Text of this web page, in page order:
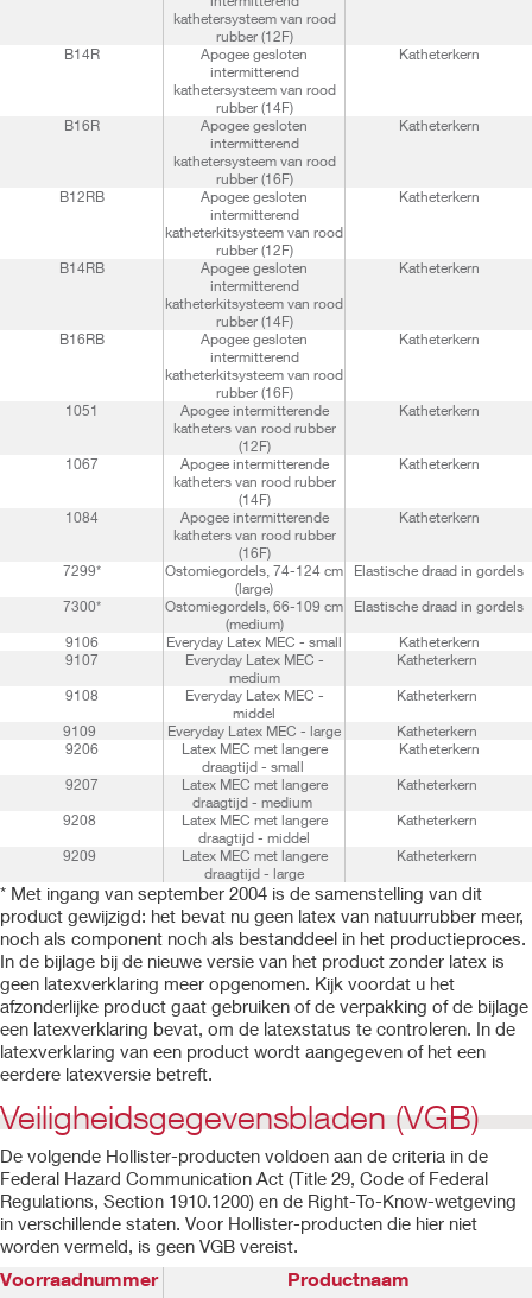
kathetersysteem van rood
rubber (12F)
B14R
Apogee gesloten
intermitterend
kathetersysteem van rood
rubber (14F)
Katheterkern
B16R
Apogee gesloten
intermitterend
kathetersysteem van rood
rubber (16F)
Katheterkern
B12RB
Apogee gesloten
intermitterend
katheterkitsysteem van rood
rubber (12F)
Katheterkern
B14RB
Apogee gesloten
intermitterend
katheterkitsysteem van rood
rubber (14F)
Katheterkern
B16RB
Apogee gesloten
intermitterend
katheterkitsysteem van rood
rubber (16F)
Katheterkern
1051
Apogee intermitterende
katheters van rood rubber
(12F)
Katheterkern
1067
Apogee intermitterende
katheters van rood rubber
(14F)
Katheterkern
1084
Apogee intermitterende
katheters van rood rubber
(16F)
Katheterkern
7299*
Ostomiegordels, 74-124 cm
(large)
Elastische draad in gordels
7300*
Ostomiegordels, 66-109 cm
(medium)
Elastische draad in gordels
9106
Everyday Latex MEC - small
Katheterkern
9107
Everyday Latex MEC -
medium
Katheterkern
9108
Everyday Latex MEC -
middel
Katheterkern
9109
Everyday Latex MEC - large
Katheterkern
9206
Latex MEC met langere
draagtijd - small
Katheterkern
9207
Latex MEC met langere
draagtijd - medium
Katheterkern
9208
Latex MEC met langere
draagtijd - middel
Katheterkern
9209
Latex MEC met langere
draagtijd - large
Katheterkern
* Met ingang van september 2004 is de samenstelling van dit
product gewijzigd: het bevat nu geen latex van natuurrubber meer,
noch als component noch als bestanddeel in het productieproces.
In de bijlage bij de nieuwe versie van het product zonder latex is
geen latexverklaring meer opgenomen. Kijk voordat u het
afzonderlijke product gaat gebruiken of de verpakking of de bijlage
een latexverklaring bevat, om de latexstatus te controleren. In de
latexverklaring van een product wordt aangegeven of het een
eerdere latexversie betreft.
Veiligheidsgegevensbladen (VGB)
De volgende Hollister-producten voldoen aan de criteria in de
Federal Hazard Communication Act (Title 29, Code of Federal
Regulations, Section 1910.1200) en de Right-To-Know-wetgeving
in verschillende staten. Voor Hollister-producten die hier niet
worden vermeld, is geen VGB vereist.
Voorraadnummer Productnaam